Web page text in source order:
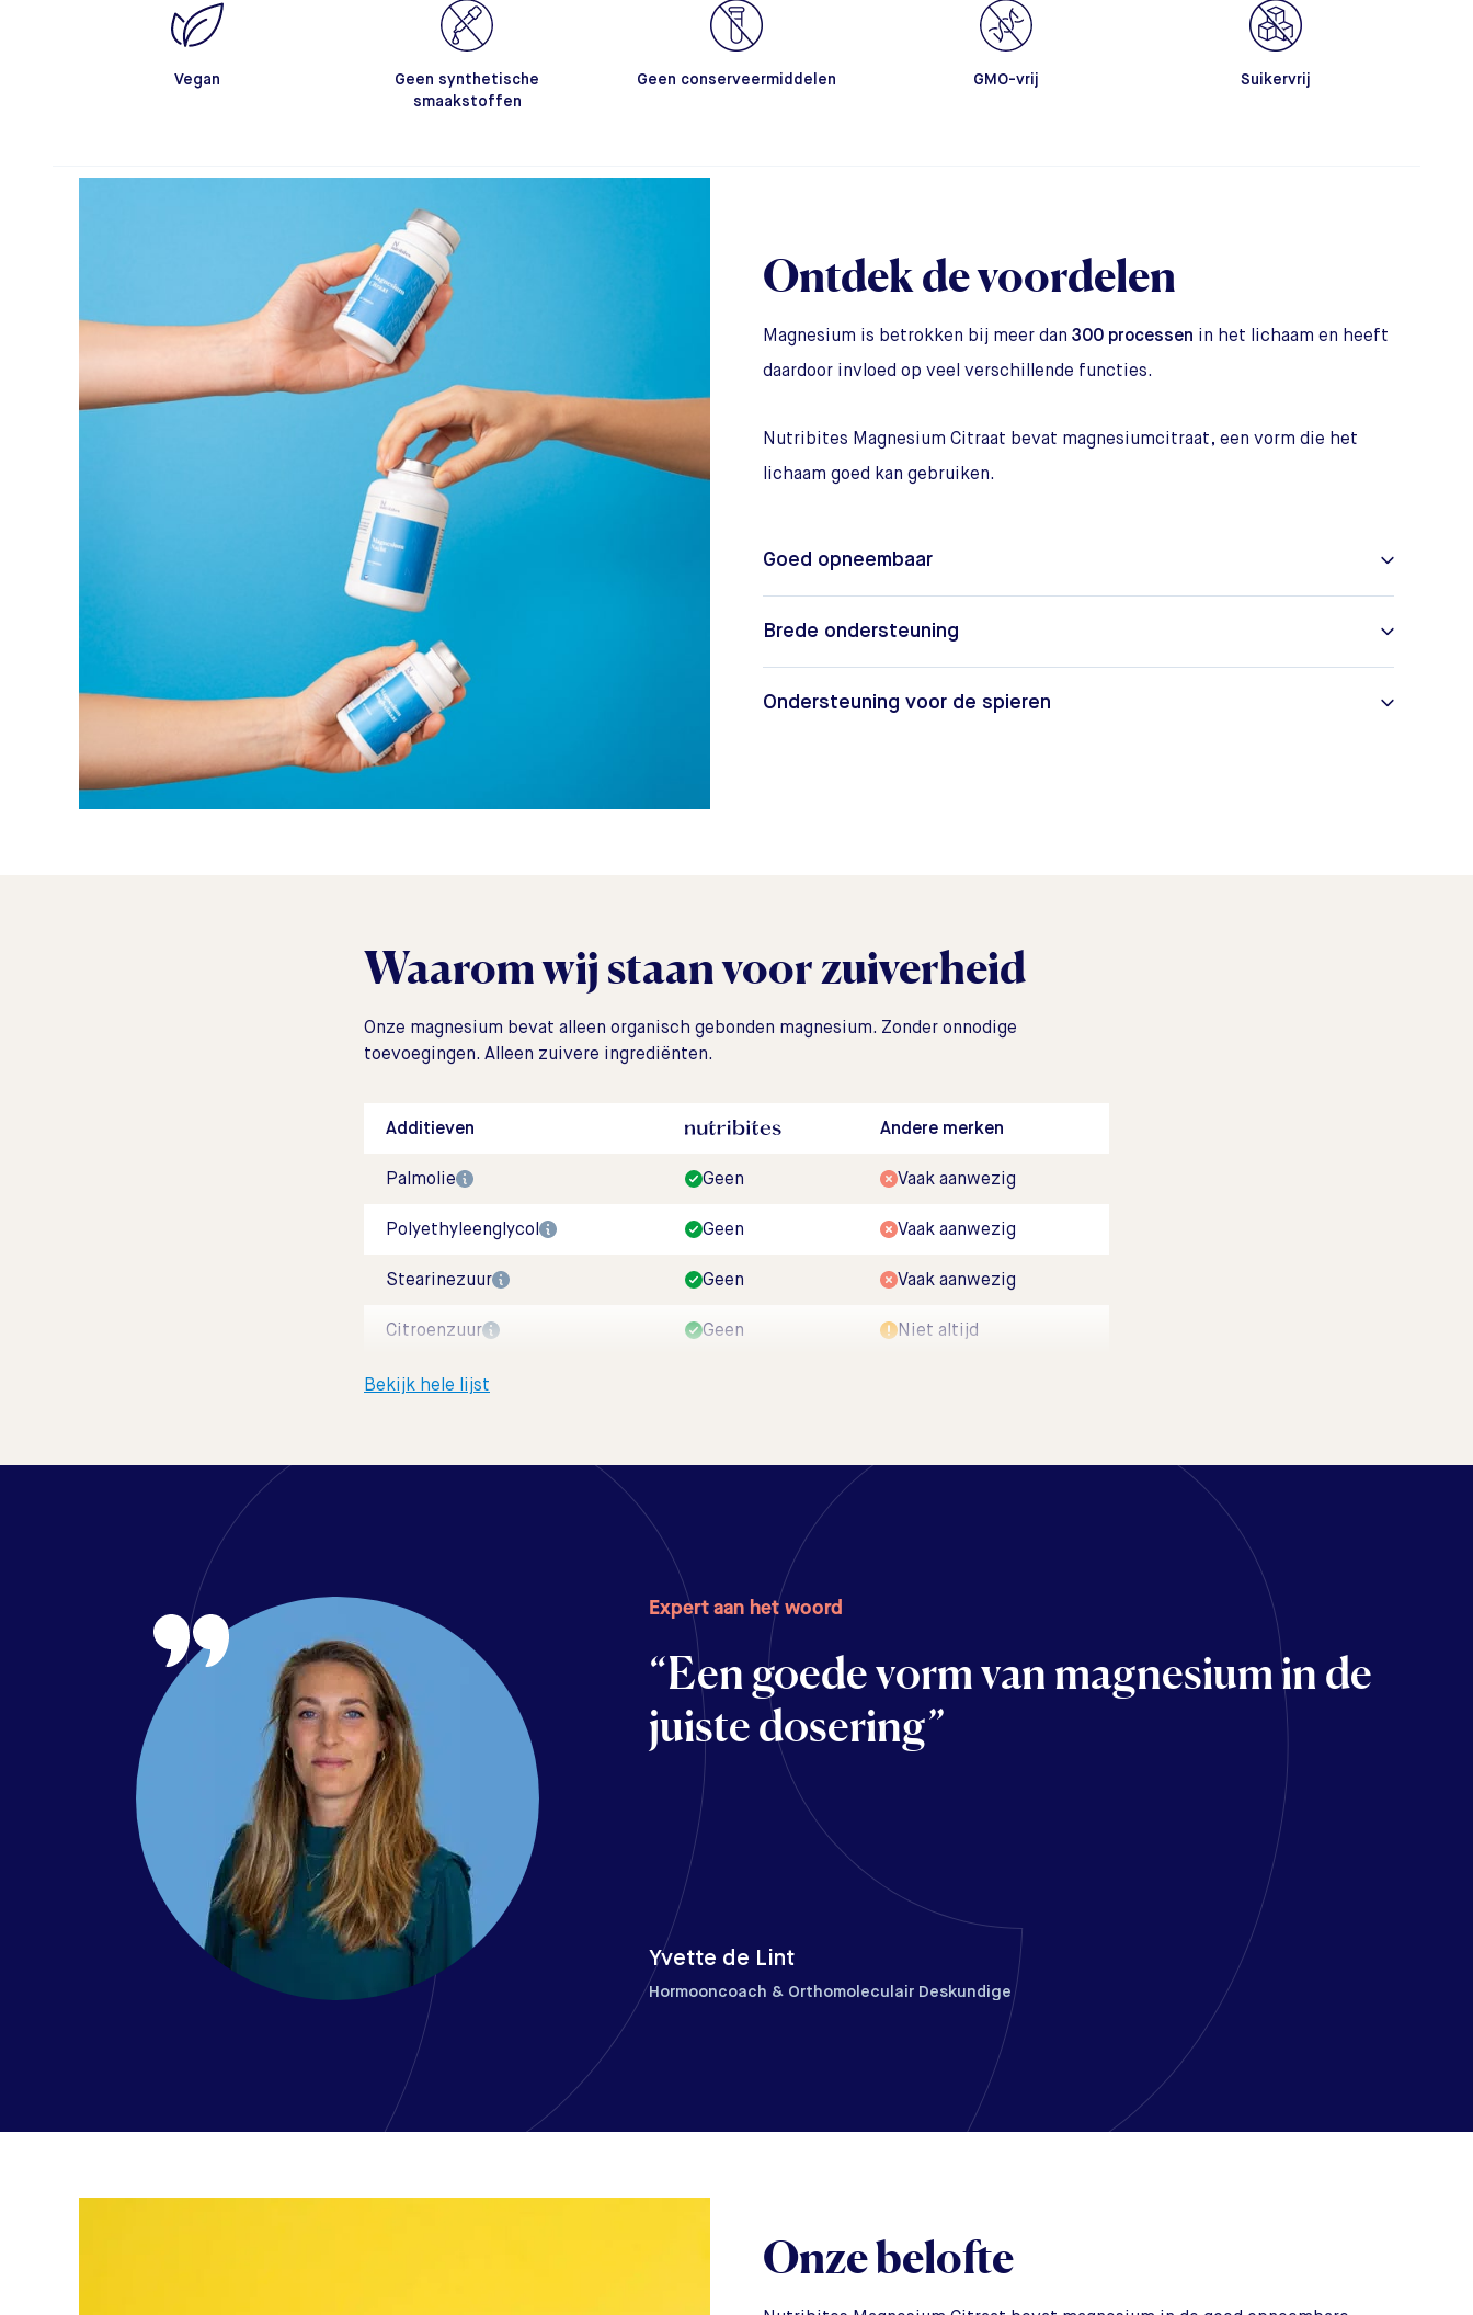
Vegan
Geen synthetische
smaakstoffen
Geen conserveermiddelen GMO-vrij Suikervrij
Ontdek de voordelen
Magnesium is betrokken bij meer dan 300 processen in het lichaam en heeft
daardoor invloed op veel verschillende functies.
Nutribites Magnesium Citraat bevat magnesiumcitraat, een vorm die het
lichaam goed kan gebruiken.
Goed opneembaar
Brede ondersteuning
Ondersteuning voor de spieren
Waarom wij staan voorzuiverheid
Onze magnesium bevat alleen organisch gebonden magnesium. Zonder onnodige
toevoegingen. Alleen zuivere ingrediënten.
Additieven Andere merken
Palmolie Geen Vaak aanwezig
Polyethyleenglycol Geen Vaak aanwezig
Stearinezuur Geen Vaak aanwezig
Citroenzuur Geen Niet altijd
Bekijk hele lijst
Expert aan het woord
“Een goede vorm van magnesium in de
juiste dosering”
Yvette de Lint
Hormooncoach & Orthomoleculair Deskundige
Onze belofte